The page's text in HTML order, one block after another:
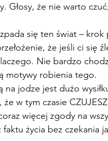
Głosy, że nie warto
się ten świat – krok
że jeśli ci się
Nie bardzo
motywy robienia tego.
na jodze jest dużo
że w tym czasie
więcej zgody na
faktu życia bez czekania